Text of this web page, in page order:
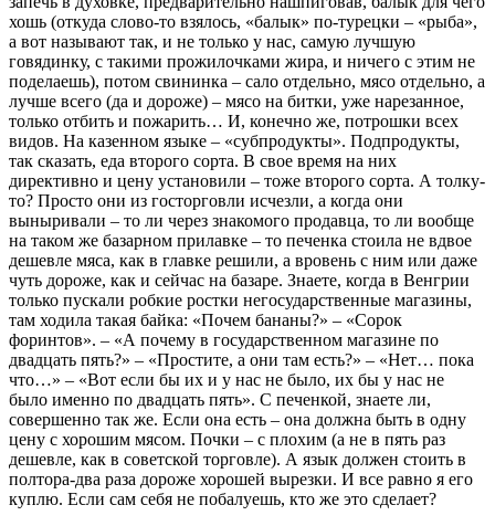
хошь (откуда слово-то взялось, «балык» по-турецки – «рыба»,
а вот называют так, и не только у нас, самую лучшую
говядинку, с такими прожилочками жира, и ничего с этим не
поделаешь), потом свининка – сало отдельно, мясо отдельно, а
лучше всего (да и дороже) – мясо на битки, уже нарезанное,
только отбить и пожарить… И, конечно же, потрошки всех
видов. На казенном языке – «субпродукты». Подпродукты,
так сказать, еда второго сорта. В свое время на них
директивно и цену установили – тоже второго сорта. А толку-
то? Просто они из госторговли исчезли, а когда они
выныривали – то ли через знакомого продавца, то ли вообще
на таком же базарном прилавке – то печенка стоила не вдвое
дешевле мяса, как в главке решили, а вровень с ним или даже
чуть дороже, как и сейчас на базаре. Знаете, когда в Венгрии
только пускали робкие ростки негосударственные магазины,
там ходила такая байка: «Почем бананы?» – «Сорок
форинтов». – «А почему в государственном магазине по
двадцать пять?» – «Простите, а они там есть?» – «Нет… пока
что…» – «Вот если бы их и у нас не было, их бы у нас не
было именно по двадцать пять». С печенкой, знаете ли,
совершенно так же. Если она есть – она должна быть в одну
цену с хорошим мясом. Почки – с плохим (а не в пять раз
дешевле, как в советской торговле). А язык должен стоить в
полтора-два раза дороже хорошей вырезки. И все равно я его
куплю. Если сам себя не побалуешь, кто же это сделает?